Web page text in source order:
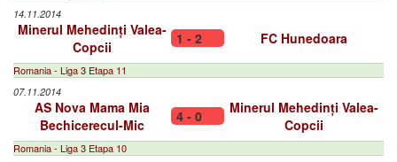
14.11.2014
Minerul Mehedinți Valea-
Copcii
1 - 2 FC Hunedoara
Romania - Liga 3 Etapa 11
07.11.2014
AS Nova Mama Mia
Bechicerecul-Mic
4 - 0
Minerul Mehedinți Valea-
Copcii
Romania - Liga 3 Etapa 10